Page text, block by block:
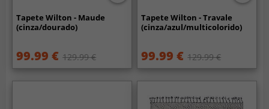
Tapete Wilton - Maude
(cinza/dourado)
99.99 € 129.99 €
Tapete Wilton - Travale
(cinza/azul/multicolorido)
99.99 € 129.99 €